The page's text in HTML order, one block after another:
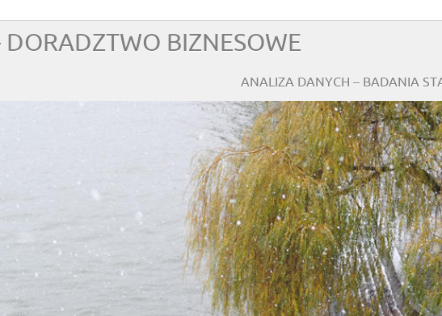
DORADZTWO BIZNESOWE
ANALIZA DANYCH – BADANIA